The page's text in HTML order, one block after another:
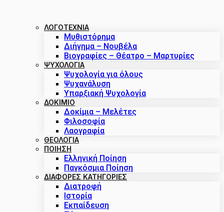
ΛΟΓΟΤΕΧΝΙΑ
Μυθιστόρημα
Διήγημα – Νουβέλα
Βιογραφίες – Θέατρο – Μαρτυρίες
ΨΥΧΟΛΟΓΙΑ
Ψυχολογία για όλους
Ψυχανάλυση
Υπαρξιακή Ψυχολογία
ΔΟΚΊΜΙΟ
Δοκίμια – Μελέτες
Φιλοσοφία
Λαογραφία
ΘΕΟΛΟΓΙΑ
ΠΟΙΗΣΗ
Ελληνική Ποίηση
Παγκόσμια Ποίηση
ΔΙΑΦΟΡΕΣ ΚΑΤΗΓΟΡΙΕΣ
Διατροφή
Ιστορία
Εκπαίδευση